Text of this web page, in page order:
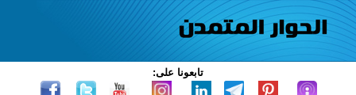
تابعونا على: